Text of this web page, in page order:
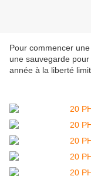
Pour commencer
une sauvegarde
année à la liberté